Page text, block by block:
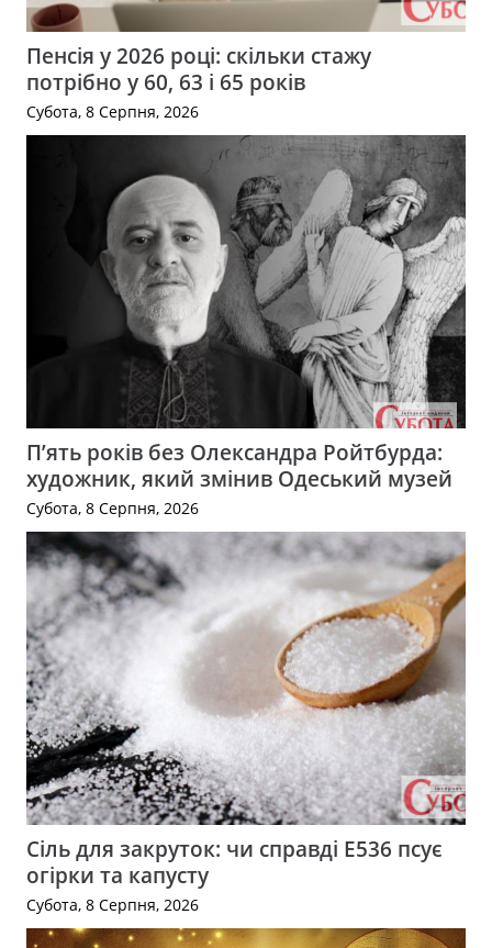
Пенсія у 2026 році: скільки стажу
потрібно у 60, 63 і 65 років
Субота, 8 Серпня, 2026
П’ять років без Олександра Ройтбурда:
художник, який змінив Одеський музей
Субота, 8 Серпня, 2026
Сіль для закруток: чи справді Е536 псує
огірки та капусту
Субота, 8 Серпня, 2026